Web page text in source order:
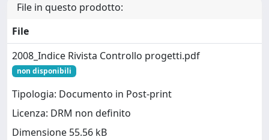
File in questo prodotto:
File
2008_Indice Rivista Controllo progetti.pdf
non disponibili
Tipologia: Documento in Post-print
Licenza: DRM non definito
Dimensione 55.56 kB